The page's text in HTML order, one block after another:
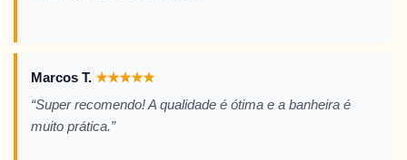
Marcos T. ★★★★★
“Super recomendo! A qualidade é ótima e a banheira é
muito prática.”